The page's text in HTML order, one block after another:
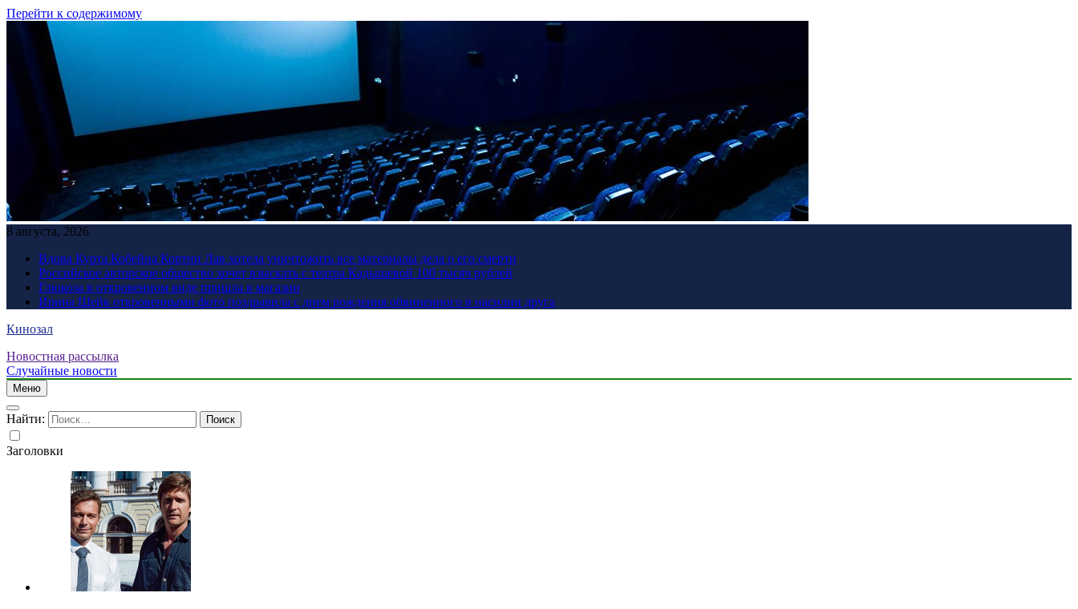
Перейти к содержимому
8 августа, 2026
Вдова Курта Кобейна Кортни Лав хотела уничтожить все материалы дела о его смерти
Российское авторское общество хочет взыскать с театра Кадышевой 100 тысяч рублей
Глюкоза в откровенном виде пришла в магазин
Ирина Шейк откровенными фото поздравила с днем рождения обвиненного в насилии друга
Кинозал
Новостная рассылка
Случайные новости
Меню
Найти:
Заголовки